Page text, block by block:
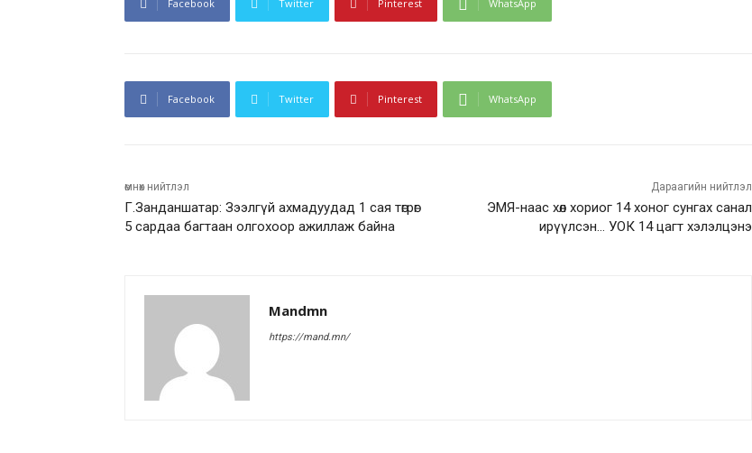
Facebook Twitter Pinterest WhatsApp
Facebook Twitter Pinterest WhatsApp
өмнөх нийтлэл
Г.Занданшатар: Зээлгүй ахмадуудад 1 сая төгрөг
5 сардаа багтаан олгохоор ажиллаж байна
Дараагийн нийтлэл
ЭМЯ-наас хөл хориог 14 хоног сунгах санал
ирүүлсэн… УОК 14 цагт хэлэлцэнэ
Mandmn
https://mand.mn/